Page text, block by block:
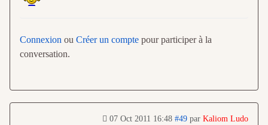
Connexion ou Créer un compte pour participer à la
conversation.
07 Oct 2011 16:48 #49 par Kaliom Ludo